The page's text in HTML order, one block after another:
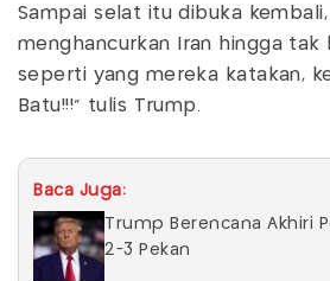
Sampai selat itu dibuka kembali,
menghancurkan Iran hingga tak
seperti yang mereka katakan,
Batu!!!" tulis Trump.
Baca Juga:
Trump Berencana Akhiri
2-3 Pekan